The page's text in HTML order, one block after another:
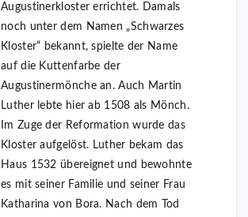
Augustinerkloster errichtet. Damals
noch unter dem Namen „Schwarzes
Kloster“ bekannt, spielte der Name
auf die Kuttenfarbe der
Augustinermönche an. Auch Martin
Luther lebte hier ab 1508 als Mönch.
Im Zuge der Reformation wurde das
Kloster aufgelöst. Luther bekam das
Haus 1532 übereignet und bewohnte
es mit seiner Familie und seiner Frau
Katharina von Bora. Nach dem Tod